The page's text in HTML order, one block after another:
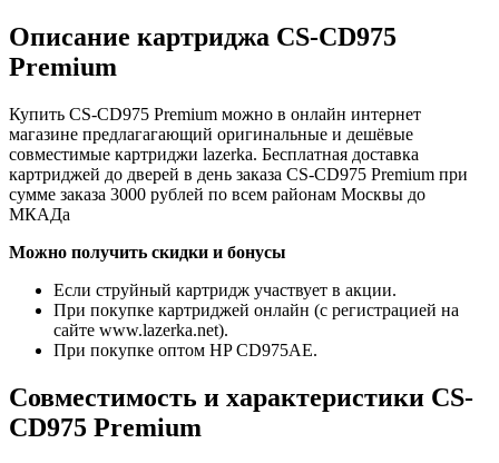
Описание картриджа CS-CD975
Premium
Купить CS-CD975 Premium можно в онлайн интернет
магазине предлагагающий оригинальные и дешёвые
совместимые картриджи lazerka. Бесплатная доставка
картриджей до дверей в день заказа CS-CD975 Premium при
сумме заказа 3000 рублей по всем районам Москвы до
МКАДа
Можно получить скидки и бонусы
Если струйный картридж участвует в акции.
При покупке картриджей онлайн (с регистрацией на
сайте www.lazerka.net).
При покупке оптом HP CD975AE.
Совместимость и характеристики CS-
CD975 Premium